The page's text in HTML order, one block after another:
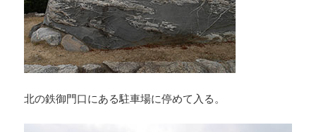
北の鉄御門口にある駐車場に停めて入る。